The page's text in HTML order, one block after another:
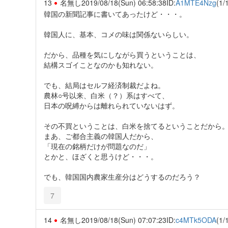
13 名無し2019/08/18(Sun) 06:58:38ID:A1MTE4Nzg(1/
韓国の新聞記事に書いてあったけど・・・。
韓国人に、基本、コメの味は関係ないらしい。
だから、品種を気にしながら買うということは、
結構スゴイことなのかも知れない。
でも、結局はセルフ経済制裁だよね。
農林○号以来、白米（？）系はすべて、
日本の呪縛からは離れられていないはず。
その不買ということは、白米を捨てるということだから。
まあ、ご都合主義の韓国人だから、
「現在の銘柄だけが問題なのだ」
とかと、ほざくと思うけど・・・。
でも、韓国国内農家生産分はどうするのだろう？
7
14 名無し2019/08/18(Sun) 07:07:23ID:c4MTk5ODA(1/